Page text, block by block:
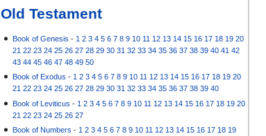
Old Testament
Book of Genesis - 1 2 3 4 5 6 7 8 9 10 11 12 13 14 15 16 17 18 19 20
21 22 23 24 25 26 27 28 29 30 31 32 33 34 35 36 37 38 39 40 41 42
43 44 45 46 47 48 49 50
Book of Exodus - 1 2 3 4 5 6 7 8 9 10 11 12 13 14 15 16 17 18 19 20
21 22 23 24 25 26 27 28 29 30 31 32 33 34 35 36 37 38 39 40
Book of Leviticus - 1 2 3 4 5 6 7 8 9 10 11 12 13 14 15 16 17 18 19 20
21 22 23 24 25 26 27
Book of Numbers - 1 2 3 4 5 6 7 8 9 10 11 12 13 14 15 16 17 18 19